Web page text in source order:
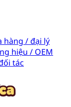
hàng / đại lý
hiệu / OEM
tác